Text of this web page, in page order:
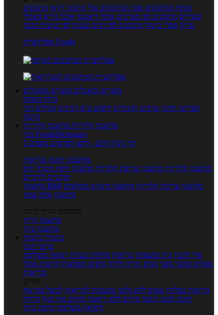
מנתח המתכונים ספר המתכונים שלי מתכוני וידאו מתכונים
עשירים מתכונים לפי מצרכים אוכל דיאטטי אוכל בריא מאכלי
עדות ספרי בישול מתכונים לפי חגים ועונות לפי שיטות הכנה
אפליקציית Foods
מוצרים ומאכלים מוצרים ומאכלים
מילון האוכל
תפריטי תזונה ערכים תזונתיים חיפוש ע"פ רכיבים מכילים הכי
הרבה
מחשבון קלוריות מחשבון קלוריות
מנוי FoodsDictionary
5 ימי ניסיון חינם - לחצו לפרטים נוספים
מחשבוני תזונה ובריאות
מחשבון קלוריות מחשבון שריפת קלוריות מחשבון דופק מטרה יחס
מותניים לירכיים
מחשבון BMI
מחשבון צריכת קלוריות מחשבון מינונים מומלצים
מחשבון אחוז שומן
מחשבוני הריון ולידה
מחשבון הריון
מחשבון ביוץ
כתבות כתבות
ערוצי תוכן
איך להכין בית ומשפחה בריאות מחלות ובעיות רפואה משלימה
ספורט וכושר גופני נשים, הריון ולידה טיפים והמלצות חדשות אוכל
ובריאות
טורים
בריאות בצלחת טעים ללא גלוטן טבעונות לבריאות לבשל כמו שף
תזונה לבטן רגועה מרזים ללא דיאטה מזיזים את הגוף הרזיה
ורפואה משלימה גורמה ביתי